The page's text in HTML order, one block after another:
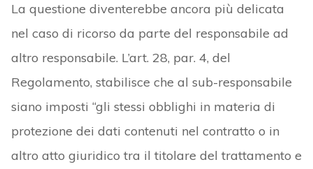
La questione diventerebbe ancora più delicata
nel caso di ricorso da parte del responsabile ad
altro responsabile. L’art. 28, par. 4, del
Regolamento, stabilisce che al sub-responsabile
siano imposti “gli stessi obblighi in materia di
protezione dei dati contenuti nel contratto o in
altro atto giuridico tra il titolare del trattamento e